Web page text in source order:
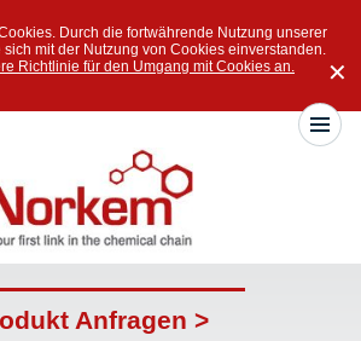
Durch die fortwährende Nutzung unserer
mit der Nutzung von Cookies einverstanden.
Richtlinie für den Umgang mit Cookies an.
✕
Anfragen >